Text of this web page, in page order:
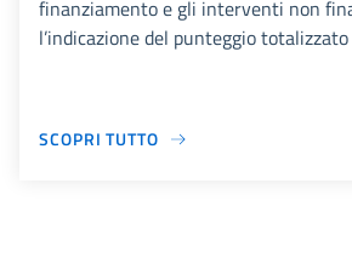
finanziamento e gli interventi non
l’indicazione del punteggio totalizzato
SCOPRI TUTTO